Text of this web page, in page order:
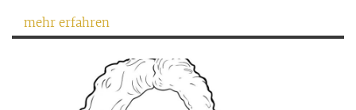
mehr erfahren